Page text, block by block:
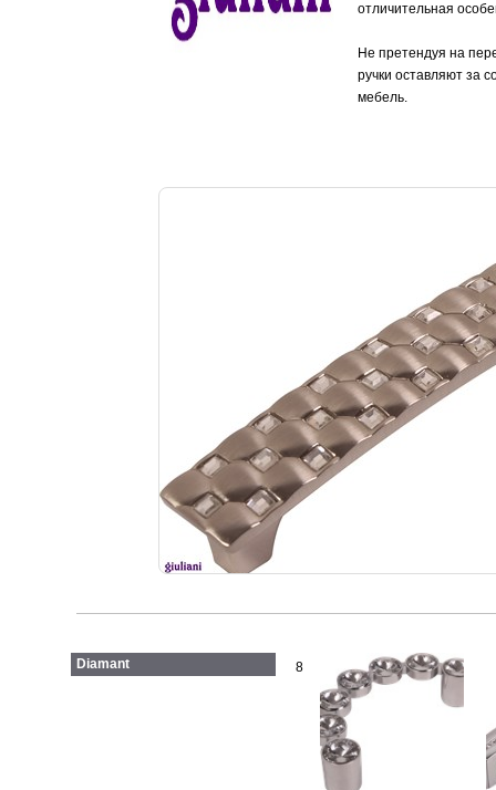
отличительная
Не претендуя на
ручки оставляют за
мебель.
Diamant 8